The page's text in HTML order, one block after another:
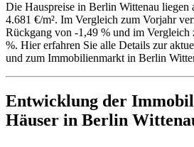
Die Hauspreise in Berlin Wittenau liegen
4.681 €/m². Im Vergleich zum Vorjahr
Rückgang von -1,49 % und im Vergleich
%. Hier erfahren Sie alle Details zur
und zum Immobilienmarkt in Berlin
Entwicklung der
Häuser in Berlin